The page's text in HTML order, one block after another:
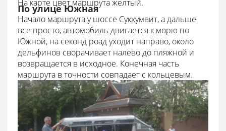
На карте цвет маршрута желтый.
По улице Южная
Начало маршрута у шоссе Сукхумвит, а дальше
все просто, автомобиль двигается к морю по
Южной, на секонд роад уходит направо, около
дельфинов сворачивает налево до пляжной и
возвращается в исходное. Конечная часть
маршрута в точности совпадает с кольцевым.